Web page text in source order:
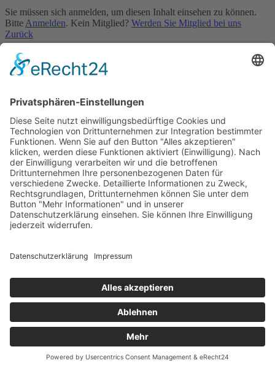
Sie müssen sich anmelden, um diesen Inhalt einsehen zu können.
Bitte Anmelden. Kein Mitglied? Werden Sie Mitglied bei uns
Zurück
×
Kitas
Über uns
Team
Suche nach neuen Fachkräften
Für Eltern
Kita-Gespräche
Karriere
Ausbildung
Bewerben
Aktuelles
Presse
Copyright © 2023 |
Datenschutz